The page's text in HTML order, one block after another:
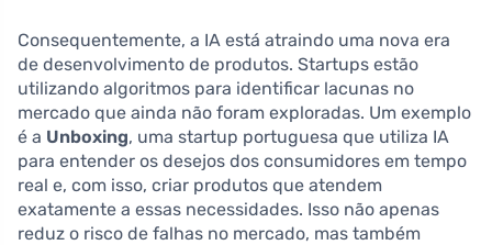
Consequentemente, a IA está atraindo uma nova era
de desenvolvimento de produtos. Startups estão
utilizando algoritmos para identificar lacunas no
mercado que ainda não foram exploradas. Um exemplo
é a Unboxing, uma startup portuguesa que utiliza IA
para entender os desejos dos consumidores em tempo
real e, com isso, criar produtos que atendem
exatamente a essas necessidades. Isso não apenas
reduz o risco de falhas no mercado, mas também